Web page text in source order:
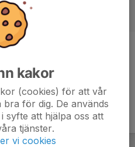
kakor
(cookies) för att vår
för dig. De används
syfte att hjälpa oss att
tjänster.
vi cookies